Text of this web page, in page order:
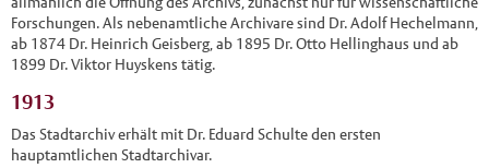
Forschungen. Als nebenamtliche Archivare sind Dr. Adolf Hechelmann,
ab 1874 Dr. Heinrich Geisberg, ab 1895 Dr. Otto Hellinghaus und ab
1899 Dr. Viktor Huyskens tätig.
1913
Das Stadtarchiv erhält mit Dr. Eduard Schulte den ersten
hauptamtlichen Stadtarchivar.